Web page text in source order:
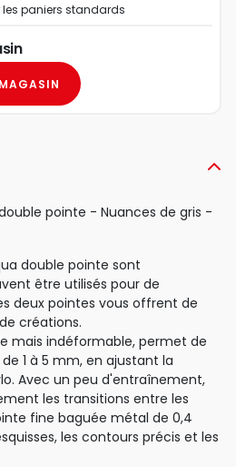
les paniers standards
pointe - Nuances de gris -
double pointe sont
être utilisés pour de
deux pointes vous offrent de
créations.
mais indéformable, permet de
1 à 5 mm, en ajustant la
Avec un peu d'entraînement,
les transitions entre les
fine baguée métal de 0,4
les contours précis et les